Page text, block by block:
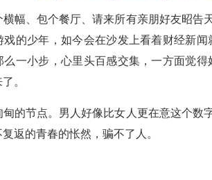
幅、包个餐厅、请来所有亲朋好友昭告
戏的少年，如今会在沙发上看着财经新
一小步，心里头百感交集，一方面觉
。
甸的节点。男人好像比女人更在意这个数
返的青春的怅然，骗不了人。